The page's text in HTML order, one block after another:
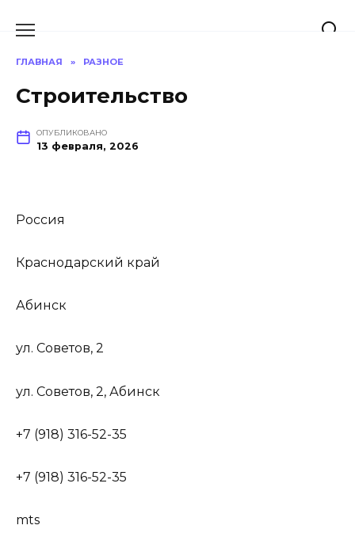
ГЛАВНАЯ » РАЗНОЕ
Строительство
ОПУБЛИКОВАНО
13 февраля, 2026
Россия
Краснодарский край
Абинск
ул. Советов, 2
ул. Советов, 2, Абинск
+7 (918) 316-52-35
+7 (918) 316-52-35
mts